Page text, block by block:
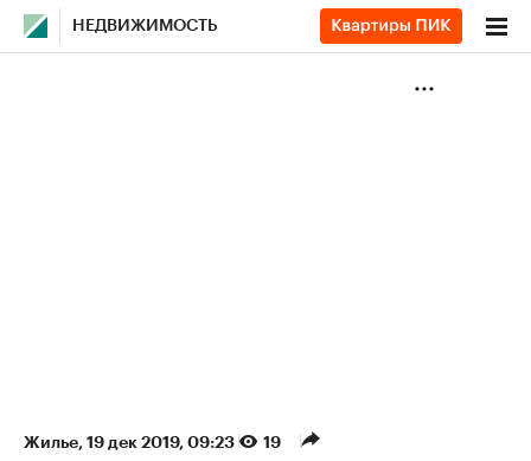
НЕДВИЖИМОСТЬ
Жилье⁠, 19 дек 2019, 09:23 19